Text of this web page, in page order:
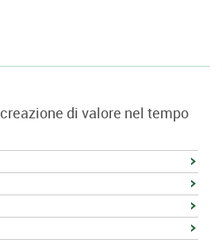
di valore nel tempo